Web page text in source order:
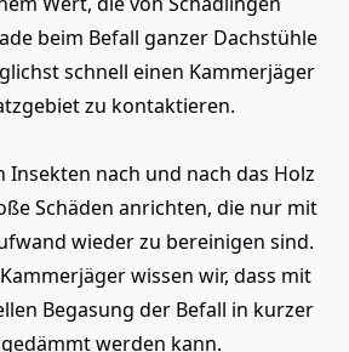
beim Befall ganzer Dachstühle
schnell einen Kammerjäger
zu kontaktieren.
nach und nach das Holz
Schäden anrichten, die nur mit
wieder zu bereinigen sind.
wissen wir, dass mit
Begasung der Befall in kurzer
werden kann.